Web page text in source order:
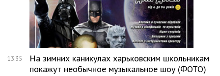
13:35
На зимних каникулах харьковским школьникам
покажут необычное музыкальное шоу (ФОТО)